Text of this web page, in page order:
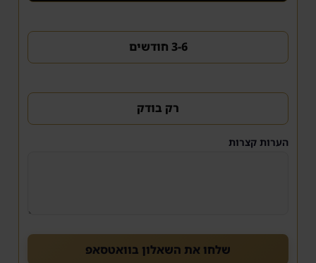
3-6 חודשים
רק בודק
הערות קצרות
שלחו את השאלון בוואטסאפ